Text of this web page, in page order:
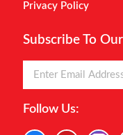
Privacy Policy
Subscribe To
Follow Us: